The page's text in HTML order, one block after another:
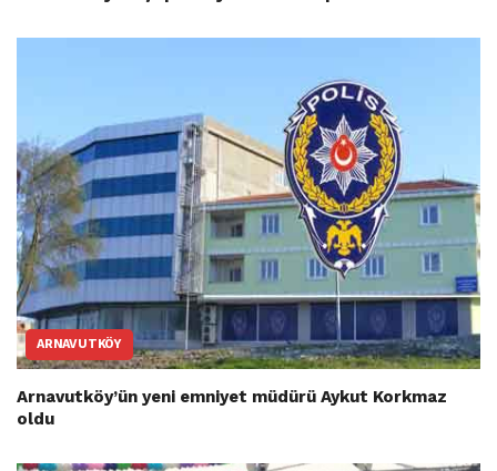
ARNAVUTKÖY
Arnavutköy’ün yeni emniyet müdürü Aykut Korkmaz
oldu